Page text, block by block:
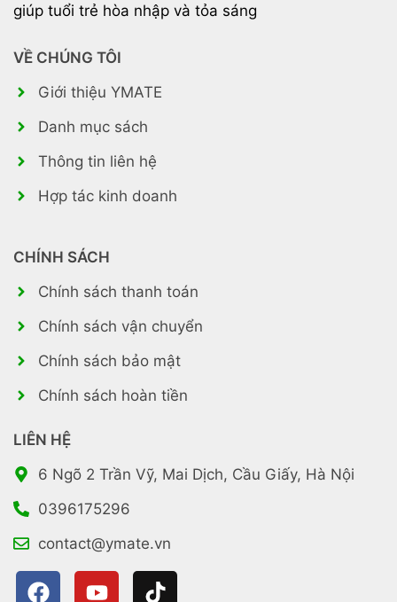
giúp tuổi trẻ hòa nhập và tỏa sáng
VỀ CHÚNG TÔI
Giới thiệu YMATE
Danh mục sách
Thông tin liên hệ
Hợp tác kinh doanh
CHÍNH SÁCH
Chính sách thanh toán
Chính sách vận chuyển
Chính sách bảo mật
Chính sách hoàn tiền
LIÊN HỆ
6 Ngõ 2 Trần Vỹ, Mai Dịch, Cầu Giấy, Hà Nội
0396175296
contact@ymate.vn